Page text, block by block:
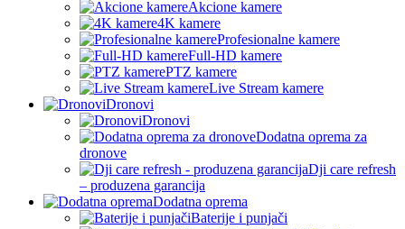
Akcione kamere
4K kamere
Profesionalne kamere
Full-HD kamere
PTZ kamere
Live Stream kamere
Dronovi
Dronovi
Dodatna oprema za
dronove
Dji care refresh
– produzena garancija
Dodatna oprema
Baterije i punjači